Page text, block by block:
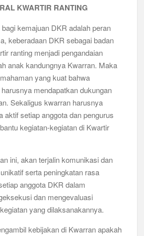
KWARTIR RANTING
kemajuan DKR adalah peran
keberadaan DKR sebagai badan
ranting menjadi pengandaian
anak kandungnya Kwarran. Maka
yang kuat bahwa
mendapatkan dukungan
Sekaligus kwarran harusnya
aktif setiap anggota dan pengurus
kegiatan-kegiatan di Kwartir
ini, akan terjalin komunikasi dan
serta peningkatan rasa
anggota DKR dalam
dan mengevaluasi
yang dilaksanakannya.
kebijakan di Kwarran apakah